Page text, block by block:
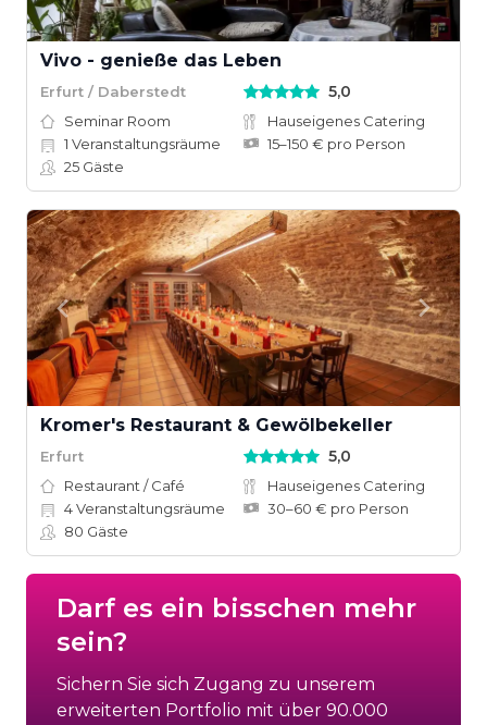
Vivo - genieße das Leben
Erfurt / Daberstedt 5,0
Seminar Room
Hauseigenes Catering
1 Veranstaltungsräume
15–150 € pro Person
25 Gäste
Kromer's Restaurant & Gewölbekeller
Erfurt 5,0
Restaurant / Café
Hauseigenes Catering
4Veranstaltungsräume
30–60 € pro Person
80 Gäste
Darf es ein bisschen mehr
sein?
Sichern Sie sich Zugang zu unserem
erweiterten Portfolio mit über 90.000